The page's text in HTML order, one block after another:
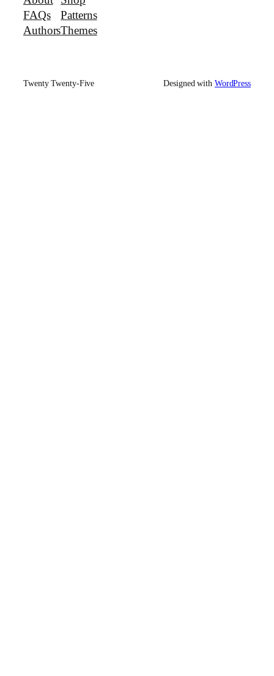
FAQs
Authors
Patterns
Themes
Twenty Twenty-Five Designed with WordPress